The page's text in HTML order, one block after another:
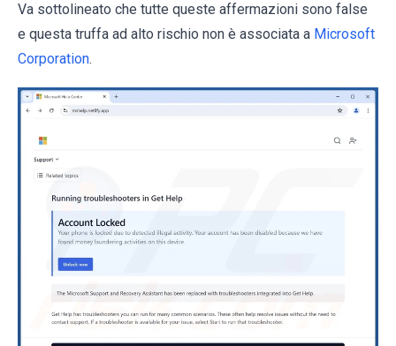
Va sottolineato che tutte queste affermazioni sono false
e questa truffa ad alto rischio non è associata a Microsoft
Corporation.